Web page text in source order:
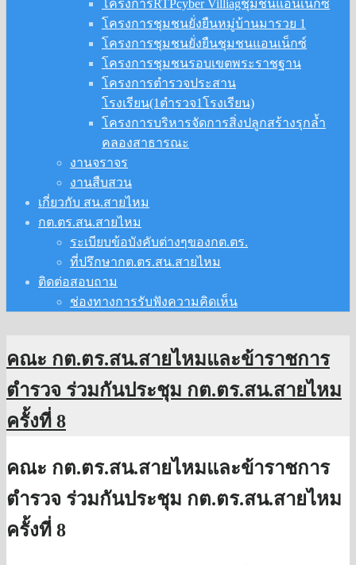
โครงการRTPcyber Villiagชุมชนแอนเน็กซ์
โครงการชุมชนยั่งยืนหมู่บ้านมารวย 1
โครงการชุมชนยั่งยืนชุมชนแอนเน็กซ์
โครงการชุมชนรอบเขตพระราชฐาน
โครงการตำรวจประสาน
โรงเรียน(1ตำรวจ1โรงเรียน)
โครงการบริหารจัดการสิ่งปลูกสร้างรุกล้ำ
คลองสาธารณะ
งานจราจร
งานสืบสวน
เกี่ยวกับ สน.สายไหม
กต.ตร.สน.สายไหม
ระเบียบข้อบังคับต่างๆของกต.ตร.
ที่ปรึกษากต.ตร.สน.สายไหม
ติดต่อสอบถาม
ช่องทางการรับฟังความคิดเห็น
คณะ กต.ตร.สน.สายไหมและข้าราชการ
ตำรวจ ร่วมกันประชุม กต.ตร.สน.สายไหม
ครั้งที่ 8
คณะ กต.ตร.สน.สายไหมและข้าราชการ
ตำรวจ ร่วมกันประชุม กต.ตร.สน.สายไหม
ครั้งที่ 8